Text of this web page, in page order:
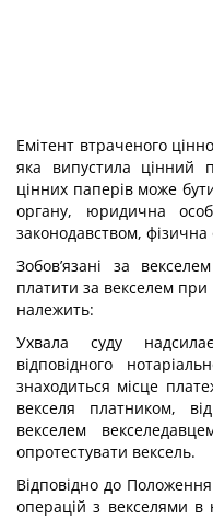
Емітент втраченого
яка випустила цінний
цінних паперів може
органу, юридична
законодавством, фізична
Зобов’язані за
платити за векселем
належить:
Ухвала суду
відповідного
знаходиться місце
векселя платником,
векселем
опротестувати вексель.
Відповідно до
операцій з векселями в